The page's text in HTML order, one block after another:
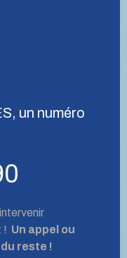
un numéro
! Un appel ou
reste !